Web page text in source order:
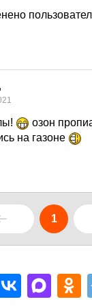
озон
на газоне
1